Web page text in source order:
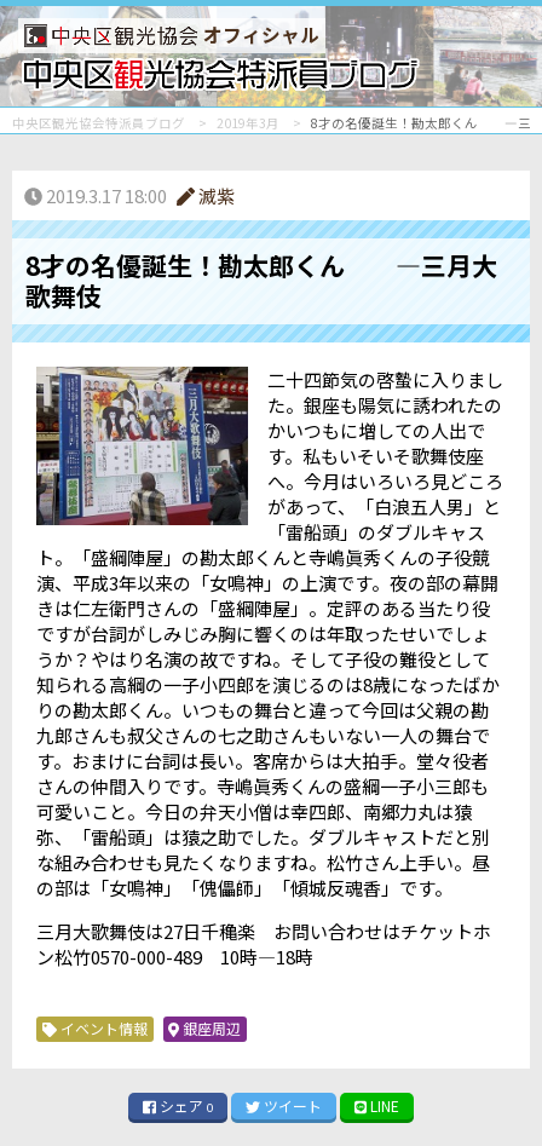
オフィシャル
中央区観光協会特派員ブログ 2019年3月 8才の名優誕生！勘太郎くん ―三
2019.3.17 18:00 滅紫
8才の名優誕生！勘太郎くん ―三月大
歌舞伎
二十四節気の啓蟄に入りまし
た。銀座も陽気に誘われたの
かいつもに増しての人出で
す。私もいそいそ歌舞伎座
へ。今月はいろいろ見どころ
があって、「白浪五人男」と
「雷船頭」のダブルキャス
ト。「盛綱陣屋」の勘太郎くんと寺嶋眞秀くんの子役競
演、平成3年以来の「女鳴神」の上演です。夜の部の幕開
きは仁左衛門さんの「盛綱陣屋」。定評のある当たり役
ですが台詞がしみじみ胸に響くのは年取ったせいでしょ
うか？やはり名演の故ですね。そして子役の難役として
知られる高綱の一子小四郎を演じるのは8歳になったばか
りの勘太郎くん。いつもの舞台と違って今回は父親の勘
九郎さんも叔父さんの七之助さんもいない一人の舞台で
す。おまけに台詞は長い。客席からは大拍手。堂々役者
さんの仲間入りです。寺嶋眞秀くんの盛綱一子小三郎も
可愛いこと。今日の弁天小僧は幸四郎、南郷力丸は猿
弥、「雷船頭」は猿之助でした。ダブルキャストだと別
な組み合わせも見たくなりますね。松竹さん上手い。昼
の部は「女鳴神」「傀儡師」「傾城反魂香」です。
三月大歌舞伎は27日千穐楽 お問い合わせはチケットホ
ン松竹0570-000-489 10時―18時
イベント情報 銀座周辺
シェア 0 ツイート LINE